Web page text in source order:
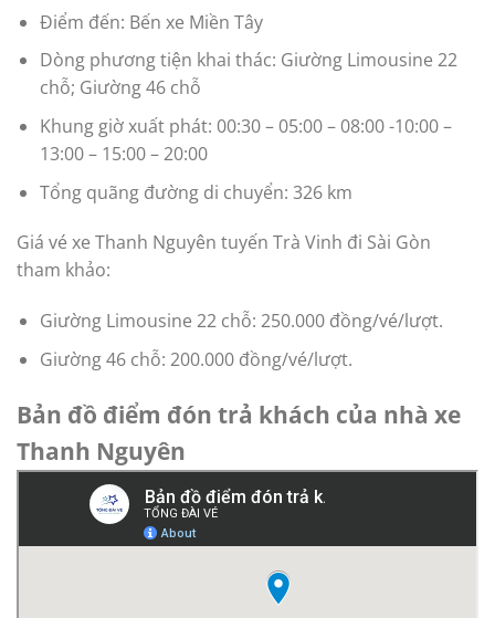
Điểm đến: Bến xe Miền Tây
Dòng phương tiện khai thác: Giường Limousine 22
chỗ; Giường 46 chỗ
Khung giờ xuất phát: 00:30 – 05:00 – 08:00 -10:00 –
13:00 – 15:00 – 20:00
Tổng quãng đường di chuyển: 326 km
Giá vé xe Thanh Nguyên tuyến Trà Vinh đi Sài Gòn
tham khảo:
Giường Limousine 22 chỗ: 250.000 đồng/vé/lượt.
Giường 46 chỗ: 200.000 đồng/vé/lượt.
Bản đồ điểm đón trả khách của nhà xe
Thanh Nguyên